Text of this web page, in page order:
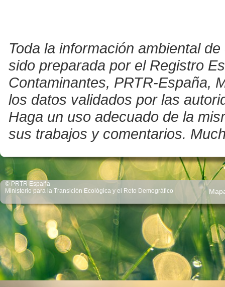
Toda la información ambiental
sido preparada por el Registro
Contaminantes, PRTR-España,
los datos validados por las
Haga un uso adecuado de la
sus trabajos y comentarios.
© PRTR España
Ministerio para la Transición Ecológica y el Reto Demográfico